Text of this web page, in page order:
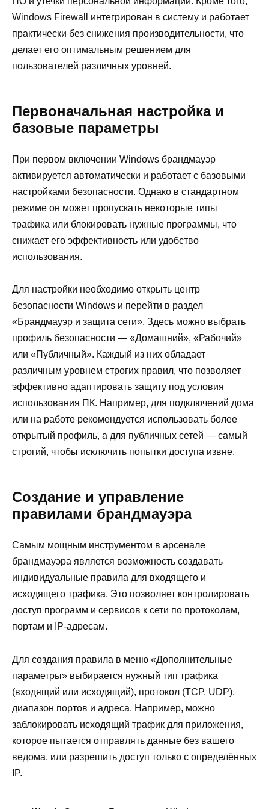
Windows Firewall интегрирован в систему и работает
практически без снижения производительности, что
делает его оптимальным решением для
пользователей различных уровней.
Первоначальная настройка и
базовые параметры
При первом включении Windows брандмауэр
активируется автоматически и работает с базовыми
настройками безопасности. Однако в стандартном
режиме он может пропускать некоторые типы
трафика или блокировать нужные программы, что
снижает его эффективность или удобство
использования.
Для настройки необходимо открыть центр
безопасности Windows и перейти в раздел
«Брандмауэр и защита сети». Здесь можно выбрать
профиль безопасности — «Домашний», «Рабочий»
или «Публичный». Каждый из них обладает
различным уровнем строгих правил, что позволяет
эффективно адаптировать защиту под условия
использования ПК. Например, для подключений дома
или на работе рекомендуется использовать более
открытый профиль, а для публичных сетей — самый
строгий, чтобы исключить попытки доступа извне.
Создание и управление
правилами брандмауэра
Самым мощным инструментом в арсенале
брандмауэра является возможность создавать
индивидуальные правила для входящего и
исходящего трафика. Это позволяет контролировать
доступ программ и сервисов к сети по протоколам,
портам и IP-адресам.
Для создания правила в меню «Дополнительные
параметры» выбирается нужный тип трафика
(входящий или исходящий), протокол (TCP, UDP),
диапазон портов и адреса. Например, можно
заблокировать исходящий трафик для приложения,
которое пытается отправлять данные без вашего
ведома, или разрешить доступ только с определённых
IP.